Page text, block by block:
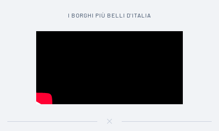
I BORGHI PIÙ BELLI D'ITALIA